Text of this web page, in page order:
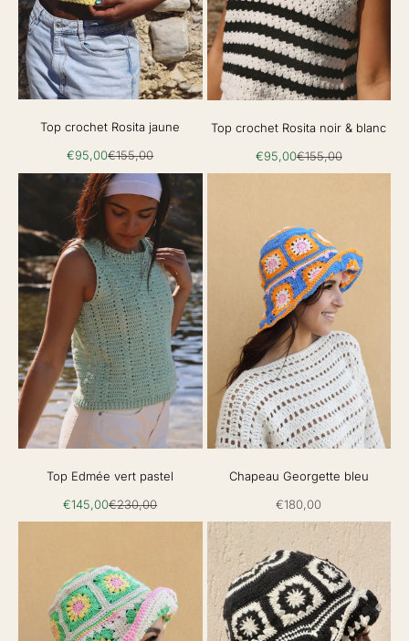
Top crochet Rosita jaune
Prix de vente
€95,00Prix normal
€155,00
Top crochet Rosita noir & blanc
Prix de vente
€95,00Prix normal
€155,00
Top Edmée vert pastel
Prix de vente
€145,00Prix normal
€230,00
Chapeau Georgette bleu
Prix de vente
€180,00